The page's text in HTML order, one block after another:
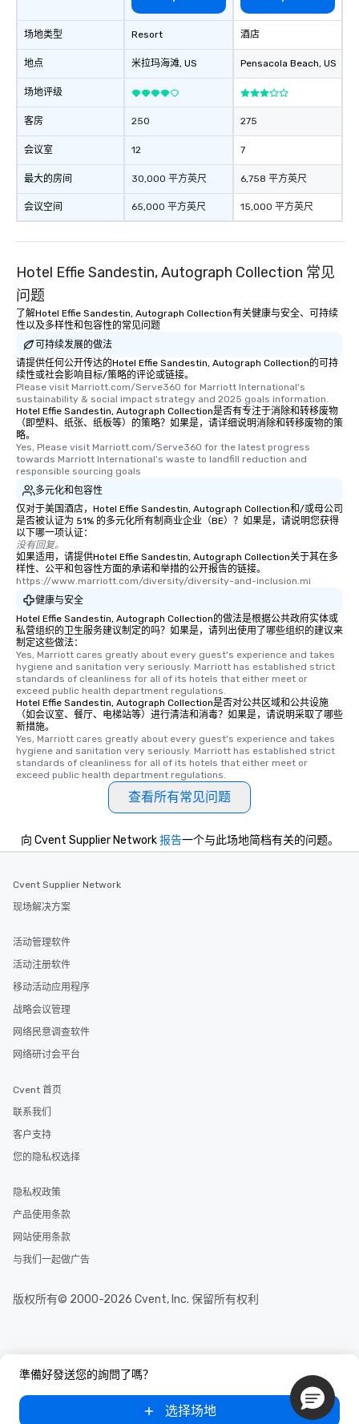
场地类型
地点
场地评级
客房
会议室
最大的房间
会议空间
Resort
米拉玛海滩, US
250
12
30,000 平方英尺
65,000 平方英尺
酒店
Pensacola Beach, US
275
7
6,758 平方英尺
15,000 平方英尺
Hotel Effie Sandestin, Autograph Collection 常见
问题
了解Hotel Effie Sandestin, Autograph Collection有关健康与安全、可持续
性以及多样性和包容性的常见问题
可持续发展的做法
请提供任何公开传达的Hotel Effie Sandestin, Autograph Collection的可持
续性或社会影响目标/策略的评论或链接。
Please visit Marriott.com/Serve360 for Marriott International's
sustainability & social impact strategy and 2025 goals information.
Hotel Effie Sandestin, Autograph Collection是否有专注于消除和转移废物
（即塑料、纸张、纸板等）的策略？如果是，请详细说明消除和转移废物的策
略。
Yes, Please visit Marriott.com/Serve360 for the latest progress
towards Marriott International's waste to landfill reduction and
responsible sourcing goals
多元化和包容性
仅对于美国酒店，Hotel Effie Sandestin, Autograph Collection和/或母公司
是否被认证为 51% 的多元化所有制商业企业（BE）？如果是，请说明您获得
以下哪一项认证：
没有回复。
如果适用，请提供Hotel Effie Sandestin, Autograph Collection关于其在多
样性、公平和包容性方面的承诺和举措的公开报告的链接。
https://www.marriott.com/diversity/diversity-and-inclusion.mi
健康与安全
Hotel Effie Sandestin, Autograph Collection的做法是根据公共政府实体或
私营组织的卫生服务建议制定的吗？如果是，请列出使用了哪些组织的建议来
制定这些做法：
Yes, Marriott cares greatly about every guest's experience and takes
hygiene and sanitation very seriously. Marriott has established strict
standards of cleanliness for all of its hotels that either meet or
exceed public health department regulations.
Hotel Effie Sandestin, Autograph Collection是否对公共区域和公共设施
（如会议室、餐厅、电梯站等）进行清洁和消毒？如果是，请说明采取了哪些
新措施。
Yes, Marriott cares greatly about every guest's experience and takes
hygiene and sanitation very seriously. Marriott has established strict
standards of cleanliness for all of its hotels that either meet or
exceed public health department regulations.
查看所有常见问题
準備好發送您的詢問了嗎？
选择场地
向 Cvent Supplier Network报告一个与此场地简档有关的问题。
Cvent Supplier Network
现场解决方案
活动管理软件
活动注册软件
移动活动应用程序
战略会议管理
网络民意调查软件
网络研讨会平台
Cvent 首页
联系我们
客户支持
您的隐私权选择
隐私权政策
产品使用条款
网站使用条款
与我们一起做广告
版权所有© 2000-2026 Cvent, Inc. 保留所有权利